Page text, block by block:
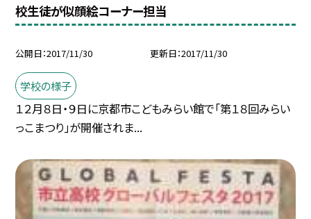
校生徒が似顔絵コーナー担当
公開日 2017/11/30 更新日 2017/11/30
学校の様子
１２月８日・９日に京都市こどもみらい館で「第１８回みらい
っこまつり」が開催されま...